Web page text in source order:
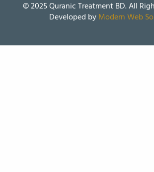
© 2025 Quranic Treatment BD. All
Developed byModern Web